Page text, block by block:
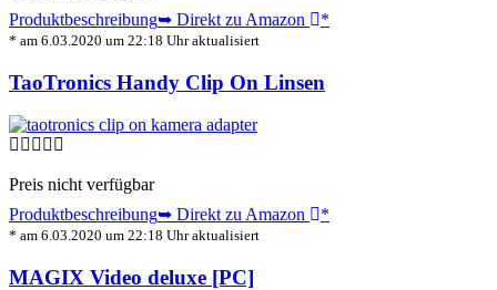
Produktbeschreibung➥ Direkt zu Amazon *
* am 6.03.2020 um 22:18 Uhr aktualisiert
TaoTronics Handy Clip On Linsen
Preis nicht verfügbar
Produktbeschreibung➥ Direkt zu Amazon *
* am 6.03.2020 um 22:18 Uhr aktualisiert
MAGIX Video deluxe [PC]